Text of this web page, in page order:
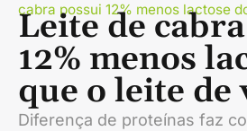
cabra possui 12% menos lactose
Leite de
12% menos
que o leite de
Diferença de proteínas faz